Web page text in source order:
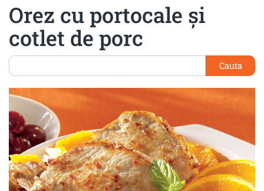
Orez cu portocale şi
cotlet de porc
Cauta